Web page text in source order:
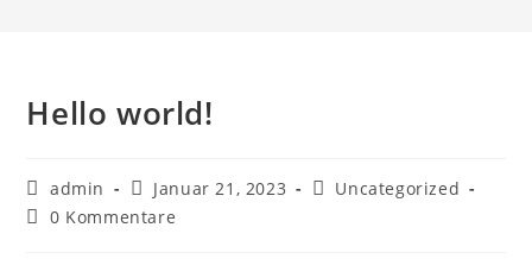
Hello world!
Beitrags-
Autor:
admin
Beitrag
veröffentlicht:
Januar 21, 2023
Beitrags-
Uncategorized
Beitrags-
0 Kommentare